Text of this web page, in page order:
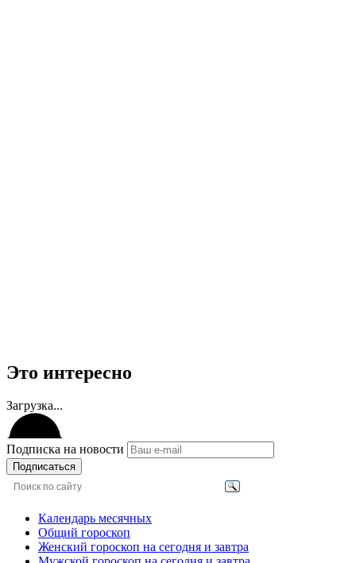
Это интересно
Загрузка...
Подписка на новости
Подписаться
Календарь месячных
Общий гороскоп
Женский гороскоп на сегодня и завтра